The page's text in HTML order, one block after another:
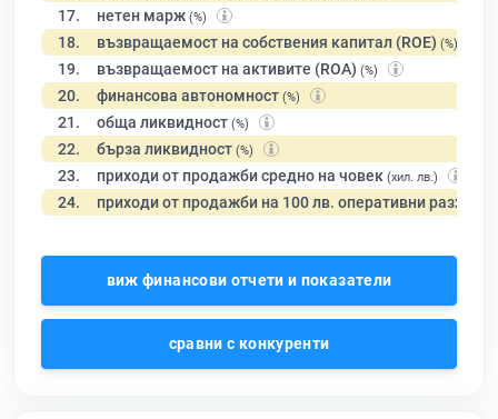
17. нетен марж (%)
18. възвращаемост на собствения капитал (ROE) (%)
19. възвращаемост на активите (ROA) (%)
20. финансова автономност (%)
21. обща ликвидност (%)
22. бърза ликвидност (%)
23. приходи от продажби средно на човек (хил. лв.)
24. приходи от продажби на 100 лв. оперативни разходи
виж финансови отчети и показатели
сравни с конкуренти